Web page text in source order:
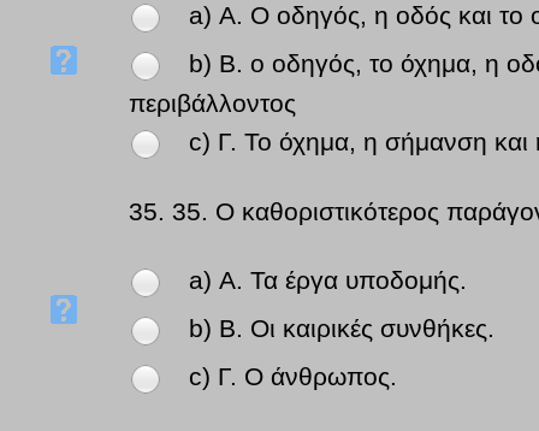
a) Α. Ο οδηγός, η οδός και το
b) Β. ο οδηγός, το όχημα, η
περιβάλλοντος
c) Γ. Το όχημα, η σήμανση
35. 35. Ο καθοριστικότερος
a) Α. Τα έργα υποδομής.
b) Β. Οι καιρικές συνθήκες.
c) Γ. Ο άνθρωπος.